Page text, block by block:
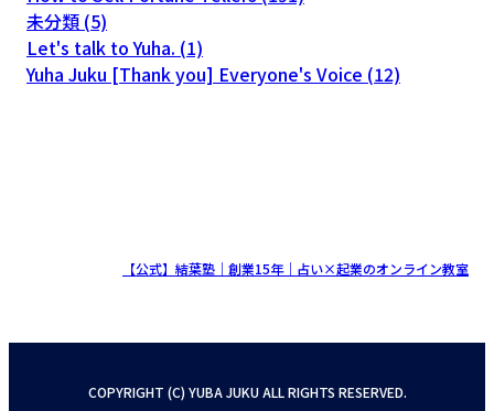
未分類 (5)
Let's talk to Yuha. (1)
Yuha Juku [Thank you] Everyone's Voice (12)
【公式】結葉塾｜創業15年｜占い×起業のオンライン教室
COPYRIGHT (C) YUBA JUKU ALL RIGHTS RESERVED.